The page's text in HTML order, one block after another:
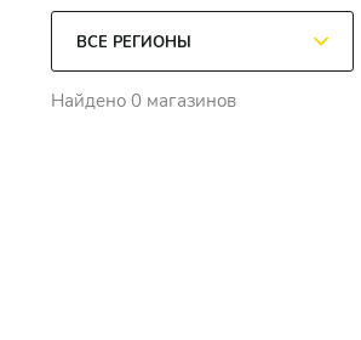
Найдено 0 магазинов